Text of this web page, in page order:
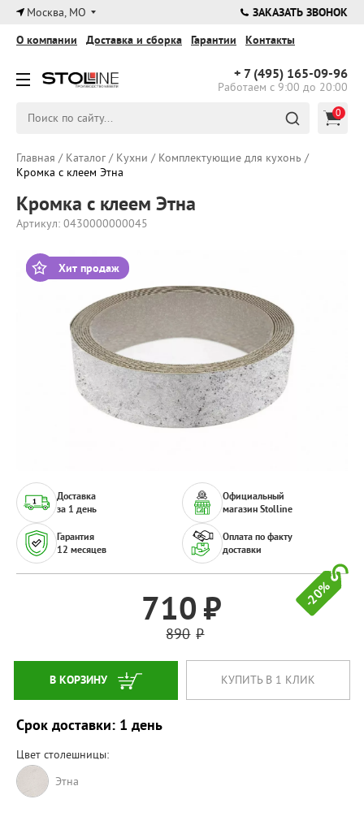
×
Москва, МО ЗАКАЗАТЬ ЗВОНОК
+ 7 (495) 165-09-96
Работаем с 9:00 до 20:00
О компании Доставка и сборка Гарантии Контакты
0
Главная / Каталог/ Кухни / Комплектующие для кухонь /
Кромка с клеем Этна
Кромка с клеем Этна
Артикул: 0430000000045
-20%
Хит продаж
Доставка
за 1 день
Гарантия
12 месяцев
Официальный
магазин Stolline
Оплата по факту
доставки
710
890
В КОРЗИНУ КУПИТЬ В 1 КЛИК
Срок доставки: 1 день
Цвет столешницы:
Этна